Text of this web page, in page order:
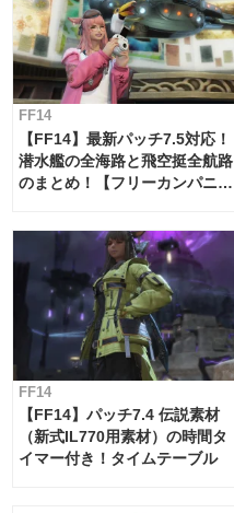
FF14
【FF14】最新パッチ7.5対応！
潜水艦の全海路と飛空挺全航路
のまとめ！【フリーカンパニ
FF14
【FF14】パッチ7.4 伝説素材
（新式IL770用素材）の時間タ
イマー付き！タイムテーブル